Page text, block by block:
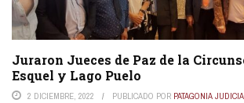
Juraron Jueces de Paz de la
Esquel y Lago Puelo
2 DICIEMBRE, 2022 PUBLICADO POR PATAGONIA